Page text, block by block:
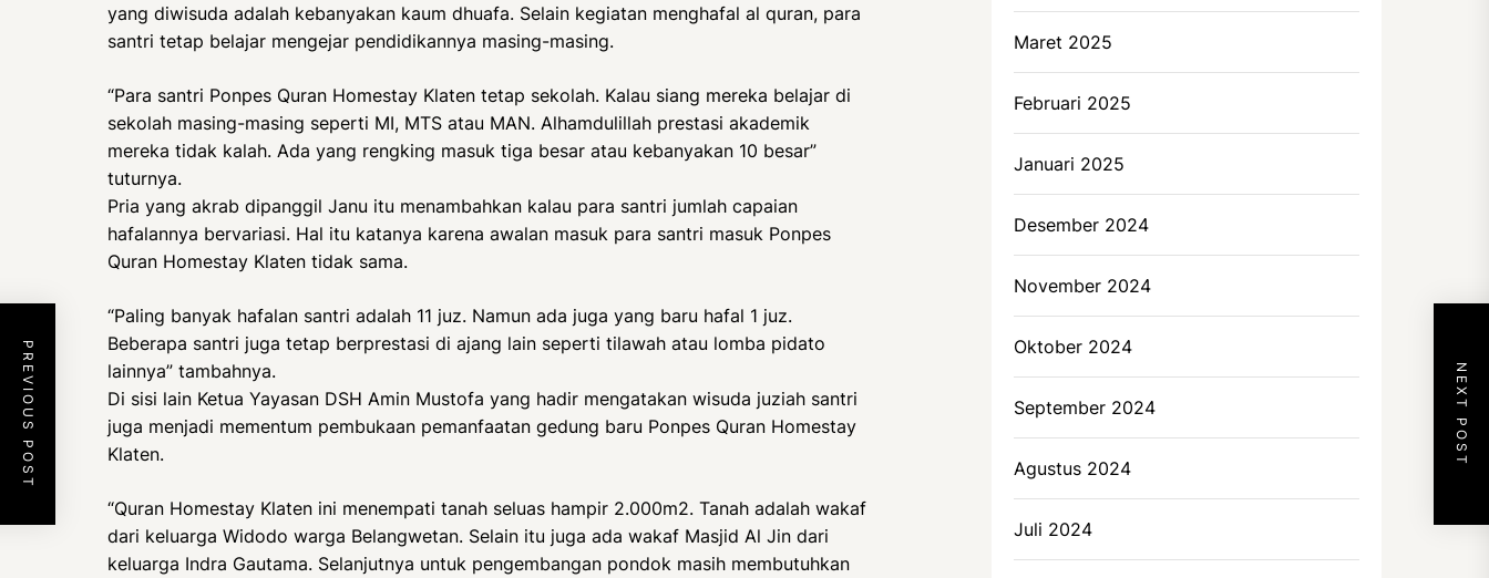
yang diwisuda adalah kebanyakan kaum dhuafa. Selain kegiatan menghafal al quran, para
santri tetap belajar mengejar pendidikannya masing-masing.
“Para santri Ponpes Quran Homestay Klaten tetap sekolah. Kalau siang mereka belajar di
sekolah masing-masing seperti MI, MTS atau MAN. Alhamdulillah prestasi akademik
mereka tidak kalah. Ada yang rengking masuk tiga besar atau kebanyakan 10 besar”
tuturnya.
Pria yang akrab dipanggil Janu itu menambahkan kalau para santri jumlah capaian
hafalannya bervariasi. Hal itu katanya karena awalan masuk para santri masuk Ponpes
Quran Homestay Klaten tidak sama.
“Paling banyak hafalan santri adalah 11 juz. Namun ada juga yang baru hafal 1 juz.
Beberapa santri juga tetap berprestasi di ajang lain seperti tilawah atau lomba pidato
lainnya” tambahnya.
Di sisi lain Ketua Yayasan DSH Amin Mustofa yang hadir mengatakan wisuda juziah santri
juga menjadi mementum pembukaan pemanfaatan gedung baru Ponpes Quran Homestay
Klaten.
“Quran Homestay Klaten ini menempati tanah seluas hampir 2.000m2. Tanah adalah wakaf
dari keluarga Widodo warga Belangwetan. Selain itu juga ada wakaf Masjid Al Jin dari
keluarga Indra Gautama. Selanjutnya untuk pengembangan pondok masih membutuhkan
PREVIOUS POST NEXT POST
Maret 2025
Februari 2025
Januari 2025
Desember 2024
November 2024
Oktober 2024
September 2024
Agustus 2024
Juli 2024